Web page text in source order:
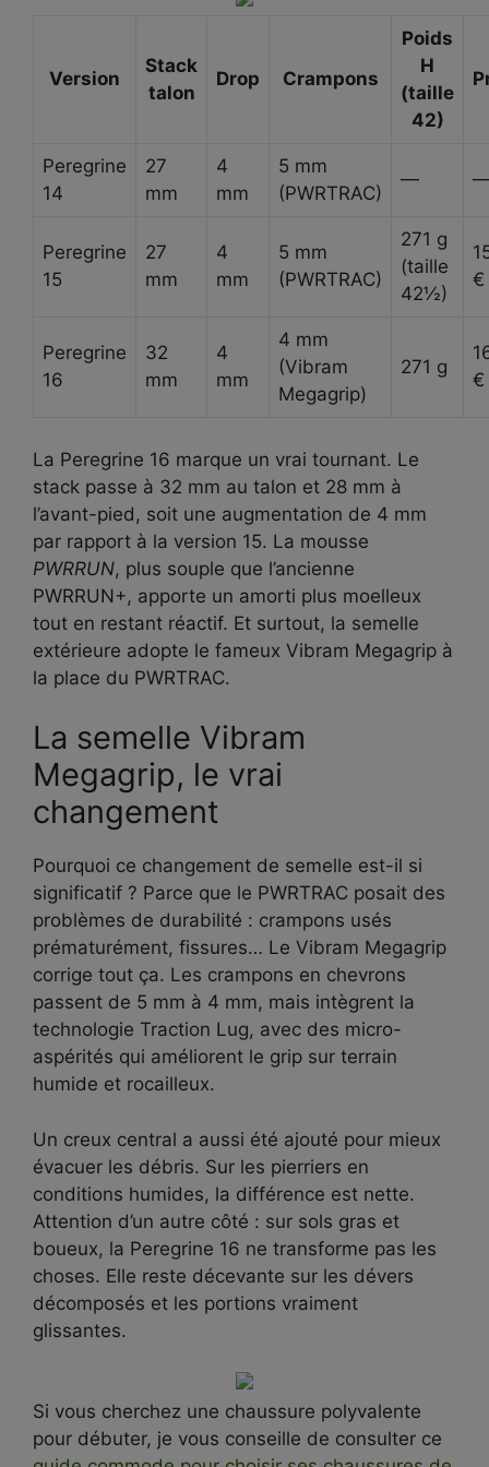
Version
Stack
talon
Drop Crampons
Poids
H
(taille
42)
Peregrine
14
27
mm
4
mm
5 mm
(PWRTRAC)
—
Peregrine
15
27
mm
4
mm
5 mm
(PWRTRAC)
271 g
(taille
42½)
€
Peregrine
16
32
mm
4
mm
4 mm
(Vibram
Megagrip)
271 g
€
La Peregrine 16 marque un vrai tournant. Le
stack passe à 32 mm au talon et 28 mm à
l’avant-pied, soit une augmentation de 4 mm
par rapport à la version 15. La mousse
PWRRUN, plus souple que l’ancienne
PWRRUN+, apporte un amorti plus moelleux
tout en restant réactif. Et surtout, la semelle
extérieure adopte le fameux Vibram Megagrip à
la place du PWRTRAC.
La semelle Vibram
Megagrip, le vrai
changement
Pourquoi ce changement de semelle est-il si
significatif ? Parce que le PWRTRAC posait des
problèmes de durabilité : crampons usés
prématurément, fissures… Le Vibram Megagrip
corrige tout ça. Les crampons en chevrons
passent de 5 mm à 4 mm, mais intègrent la
technologie Traction Lug, avec des micro-
aspérités qui améliorent le grip sur terrain
humide et rocailleux.
Un creux central a aussi été ajouté pour mieux
évacuer les débris. Sur les pierriers en
conditions humides, la différence est nette.
Attention d’un autre côté : sur sols gras et
boueux, la Peregrine 16 ne transforme pas les
choses. Elle reste décevante sur les dévers
décomposés et les portions vraiment
glissantes.
Si vous cherchez une chaussure polyvalente
pour débuter, je vous conseille de consulter ce